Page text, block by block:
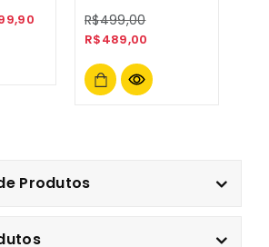
Nfce Usb + Rede
Ethernet + Rj12
R$499,00
R$489,00
Produtos